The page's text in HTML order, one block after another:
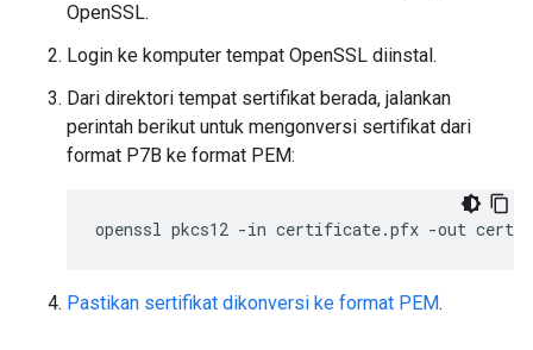
OpenSSL.
Login ke komputer tempat OpenSSL diinstal.
Dari direktori tempat sertifikat berada, jalankan
perintah berikut untuk mengonversi sertifikat dari
format P7B ke format PEM:
openssl pkcs12 -in certificate.pfx -out
Pastikan sertifikat dikonversi ke format PEM.